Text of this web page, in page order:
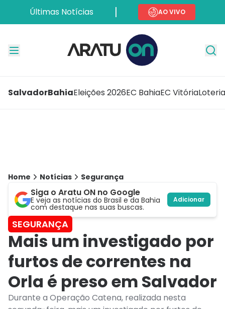
Últimas Notícias AO VIVO
SalvadorBahiaEleições 2026EC BahiaEC Vitória
Home Notícias Segurança
Siga o Aratu ON no Google
E veja as notícias do Brasil e da Bahia
com destaque nas suas buscas.
Adicionar
SEGURANÇA
Mais um investigado por
furtos de correntes na
Orla é preso em Salvador
Durante a Operação Catena, realizada nesta